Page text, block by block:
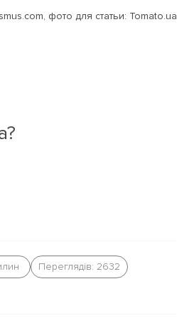
фото для статьи: Tomato.ua
Переглядів: 2632